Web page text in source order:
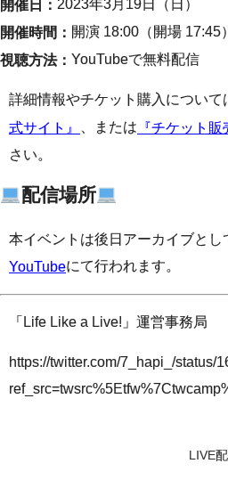
開催日： 2023年3月19日（日）
開催時間： 開演 18:00（開場 17:45）
視聴方法： YouTubeで無料配信
詳細情報やチケット購入について
式サイト』 、または 『チケット販
さい。
配信場所
本イベントは後日アーカイブと
YouTubeにて行われます。
「Life Like a Live!」運営事務局
https://twitter.com/7_hapi_/status/
LIVE